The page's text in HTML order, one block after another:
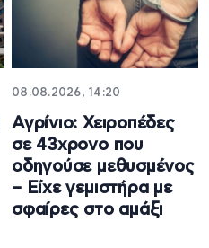
08.08.2026, 14:20
Αγρίνιο: Χειροπέδες
σε 43χρονο που
οδηγούσε μεθυσμένος
– Είχε γεμιστήρα με
σφαίρες στο αμάξι